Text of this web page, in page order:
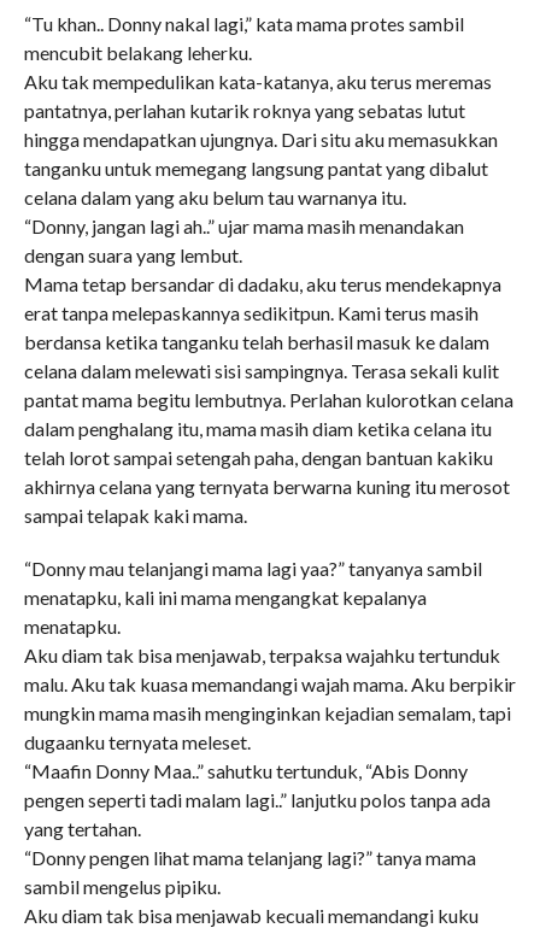
“Tu khan.. Donny nakal lagi,” kata mama protes sambil
mencubit belakang leherku.
Aku tak mempedulikan kata-katanya, aku terus meremas
pantatnya, perlahan kutarik roknya yang sebatas lutut
hingga mendapatkan ujungnya. Dari situ aku memasukkan
tanganku untuk memegang langsung pantat yang dibalut
celana dalam yang aku belum tau warnanya itu.
“Donny, jangan lagi ah..” ujar mama masih menandakan
dengan suara yang lembut.
Mama tetap bersandar di dadaku, aku terus mendekapnya
erat tanpa melepaskannya sedikitpun. Kami terus masih
berdansa ketika tanganku telah berhasil masuk ke dalam
celana dalam melewati sisi sampingnya. Terasa sekali kulit
pantat mama begitu lembutnya. Perlahan kulorotkan celana
dalam penghalang itu, mama masih diam ketika celana itu
telah lorot sampai setengah paha, dengan bantuan kakiku
akhirnya celana yang ternyata berwarna kuning itu merosot
sampai telapak kaki mama.
“Donny mau telanjangi mama lagi yaa?” tanyanya sambil
menatapku, kali ini mama mengangkat kepalanya
menatapku.
Aku diam tak bisa menjawab, terpaksa wajahku tertunduk
malu. Aku tak kuasa memandangi wajah mama. Aku berpikir
mungkin mama masih menginginkan kejadian semalam, tapi
dugaanku ternyata meleset.
“Maafin Donny Maa..” sahutku tertunduk, “Abis Donny
pengen seperti tadi malam lagi..” lanjutku polos tanpa ada
yang tertahan.
“Donny pengen lihat mama telanjang lagi?” tanya mama
sambil mengelus pipiku.
Aku diam tak bisa menjawab kecuali memandangi kuku